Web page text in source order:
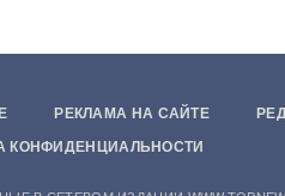
РЕКЛАМА НА САЙТЕ
КОНФИДЕНЦИАЛЬНОСТИ